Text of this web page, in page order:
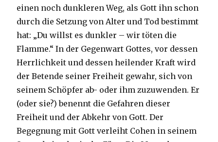
einen noch dunkleren Weg, als Gott ihn schon
durch die Setzung von Alter und Tod bestimmt
hat: „Du willst es dunkler – wir töten die
Flamme.“ In der Gegenwart Gottes, vor dessen
Herrlichkeit und dessen heilender Kraft wird
der Betende seiner Freiheit gewahr, sich von
seinem Schöpfer ab- oder ihm zuzuwenden. Er
(oder sie?) benennt die Gefahren dieser
Freiheit und der Abkehr von Gott. Der
Begegnung mit Gott verleiht Cohen in seinem